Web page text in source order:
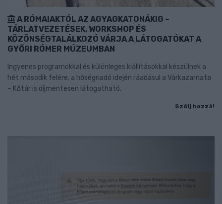
A RÓMAIAKTÓL AZ AGYAGKATONÁKIG –
TÁRLATVEZETÉSEK, WORKSHOP ÉS
KÖZÖNSÉGTALÁLKOZÓ VÁRJA A LÁTOGATÓKAT A
GYŐRI RÓMER MÚZEUMBAN
Ingyenes programokkal és különleges kiállításokkal készülnek a
hét második felére, a hőségriadó idején ráadásul a Várkazamata
– Kőtár is díjmentesen látogatható.
Szólj hozzá!